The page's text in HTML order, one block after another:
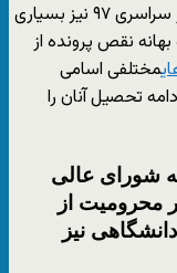
طی روزهای گذشته و پس از اعلام نتایج کنکور سراسری ۹۷ نیز بسیاری
نقص پرونده از
مختلفی اسامی
تحصیل آنان را
شورای عالی
محرومیت از
نیز